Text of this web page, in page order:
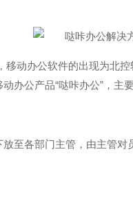
移动办公软件的出现为北
办公产品“哒咔办公”，主
至各部门主管，由主管